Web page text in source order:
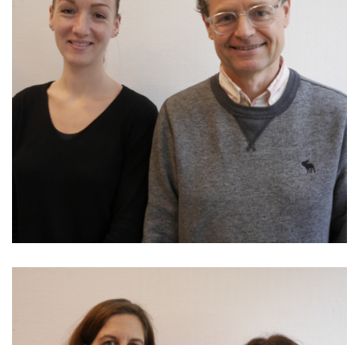
MAINTIEN DE L'AUTONOMIE, BIEN-VEILLIR,
AIDANCE